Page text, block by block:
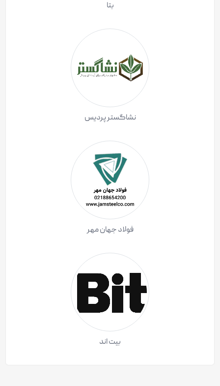
بتا
نشاگستر پردیس
فولاد جهان مهر
بیت اند